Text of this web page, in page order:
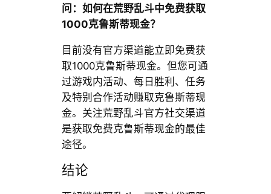
问：如何在荒野乱斗中免费获取
1000克鲁斯蒂现金？
目前没有官方渠道能立即免费获
取1000克鲁斯蒂现金。但您可通
过游戏内活动、每日胜利、任务
及特别合作活动赚取克鲁斯蒂现
金。关注荒野乱斗官方社交渠道
是获取免费克鲁斯蒂现金的最佳
途径。
结论